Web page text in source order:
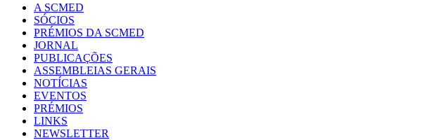
A SCMED
SÓCIOS
PRÉMIOS DA SCMED
JORNAL
PUBLICAÇÕES
ASSEMBLEIAS GERAIS
NOTÍCIAS
EVENTOS
PRÉMIOS
LINKS
NEWSLETTER